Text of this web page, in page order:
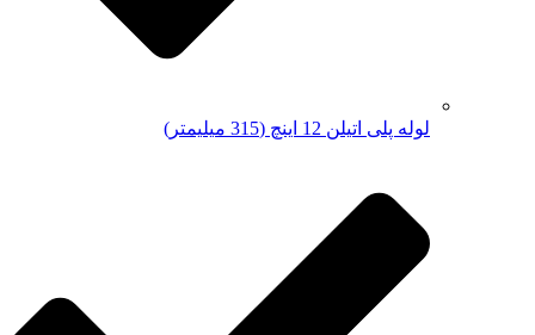
لوله پلی اتیلن 12 اینچ (315 میلیمتر)